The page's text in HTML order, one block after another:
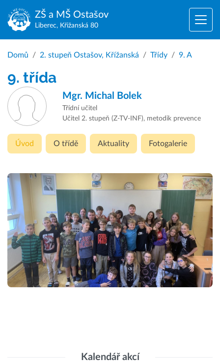
ZŠ a MŠ Ostašov
Liberec, Křižanská 80
Domů 2. stupeň Ostašov, Křížanská Třídy 9. A
9. třída
Mgr. Michal Bolek
Třídní učitel
Učitel 2. stupeň (Z-TV-INF), metodik prevence
Úvod O třídě Aktuality Fotogalerie
Kalendář akcí